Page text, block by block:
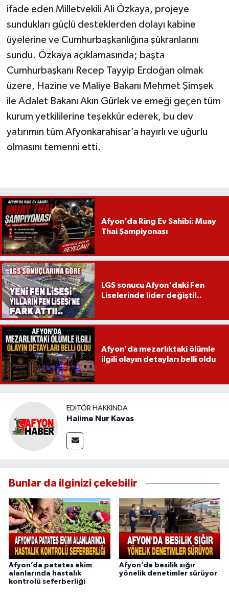
ifade eden Milletvekili Ali Özkaya, projeye
sundukları güçlü desteklerden dolayı kabine
üyelerine ve Cumhurbaşkanlığına şükranlarını
sundu. Özkaya açıklamasında; başta
Cumhurbaşkanı Recep Tayyip Erdoğan olmak
üzere, Hazine ve Maliye Bakanı Mehmet Şimşek
ile Adalet Bakanı Akın Gürlek ve emeği geçen tüm
kurum yetkililerine teşekkür ederek, bu dev
yatırımın tüm Afyonkarahisar’a hayırlı ve uğurlu
olmasını temenni etti.
Afyon’da Ring Ev Sahibi: Muay
Thai Şampiyonası
LGS sonucu Afyon'daki Fen
Liselerinde lider değişti!..
Afyon'da mezarlıktaki ölümle
ilgili olayın detayları belli oldu
EDITÖR HAKKINDA
Halime Nur Kavas
Bunlar da ilginizi çekebilir
Afyon’da patates ekim
alanlarında hastalık
kontrolü seferberliği
Afyon’da besilik sığır
yönelik denetimler sürüyor